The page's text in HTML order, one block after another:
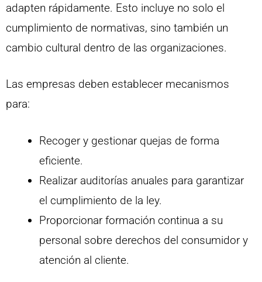
adapten rápidamente. Esto incluye no solo el
cumplimiento de normativas, sino también un
cambio cultural dentro de las organizaciones.
Las empresas deben establecer mecanismos
para:
Recoger y gestionar quejas de forma
eficiente.
Realizar auditorías anuales para garantizar
el cumplimiento de la ley.
Proporcionar formación continua a su
personal sobre derechos del consumidor y
atención al cliente.